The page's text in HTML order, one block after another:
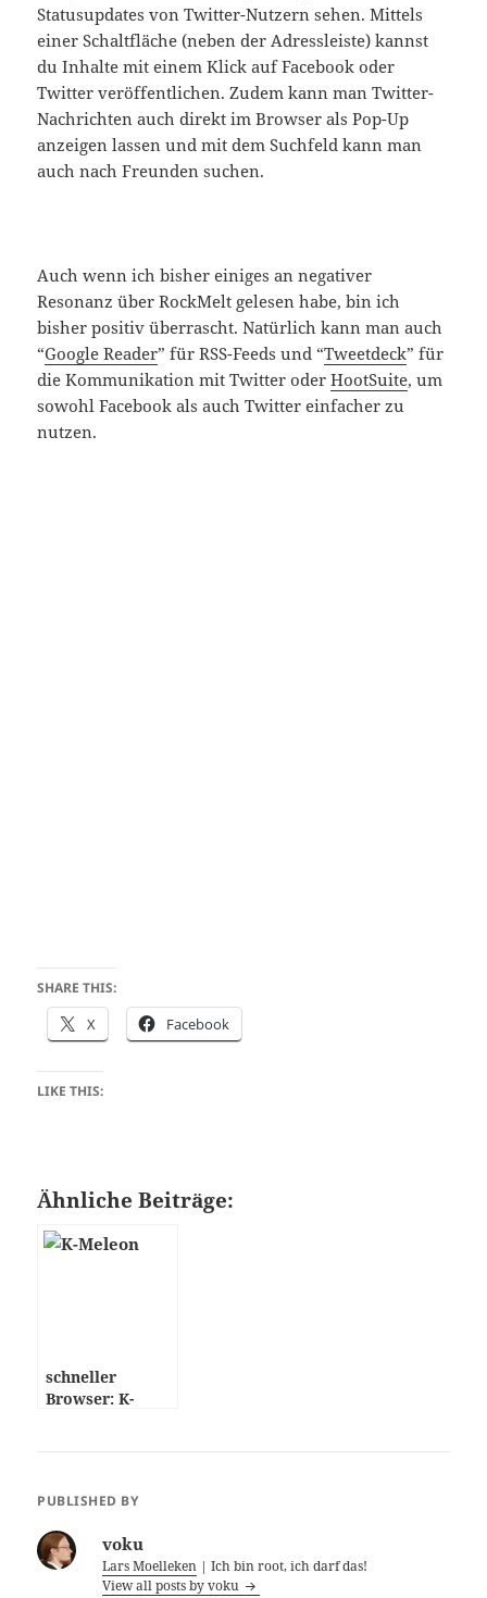
Statusupdates von Twitter-Nutzern sehen. Mittels
einer Schaltfläche (neben der Adressleiste) kannst
du Inhalte mit einem Klick auf Facebook oder
Twitter veröffentlichen. Zudem kann man Twitter-
Nachrichten auch direkt im Browser als Pop-Up
anzeigen lassen und mit dem Suchfeld kann man
auch nach Freunden suchen.
Auch wenn ich bisher einiges an negativer
Resonanz über RockMelt gelesen habe, bin ich
bisher positiv überrascht. Natürlich kann man auch
“Google Reader” für RSS-Feeds und “Tweetdeck” für
die Kommunikation mit Twitter oderHootSuite, um
sowohl Facebook als auch Twitter einfacher zu
nutzen.
SHARE THIS:
X Facebook
LIKE THIS:
Ähnliche Beiträge:
schneller
Browser: K-
PUBLISHED BY
voku
Lars Moelleken | Ich bin root, ich darf das!
View all posts by voku